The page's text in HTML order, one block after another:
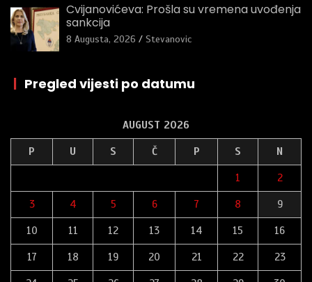
Cvijanovićeva: Prošla su vremena uvođenja
sankcija
8 Augusta, 2026 Stevanovic
| Pregled vijesti po datumu
AUGUST 2026
P U S Č P S N
1 2
3 4 5 6 7 8 9
10 11 12 13 14 15 16
17 18 19 20 21 22 23